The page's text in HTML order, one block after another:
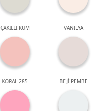
ÇAKILLI KUM VANİLYA
KORAL 285 BEJİ PEMBE